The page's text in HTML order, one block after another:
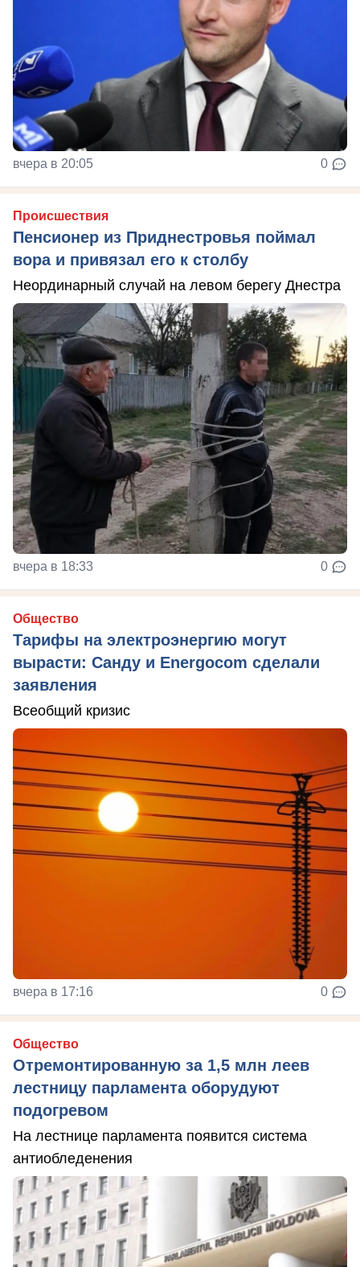
вчера в 20:05 0
Происшествия
Пенсионер из Приднестровья поймал
вора и привязал его к столбу
Неординарный случай на левом берегу Днестра
вчера в 18:33 0
Общество
Тарифы на электроэнергию могут
вырасти: Санду и Energocom сделали
заявления
Всеобщий кризис
вчера в 17:16 0
Общество
Отремонтированную за 1,5 млн леев
лестницу парламента оборудуют
подогревом
На лестнице парламента появится система
антиобледенения